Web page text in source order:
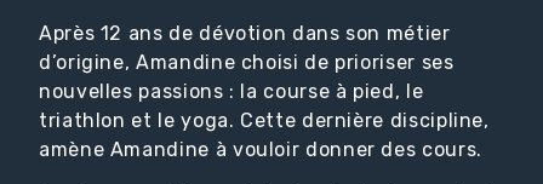
Après 12 ans de dévotion dans son métier
d’origine, Amandine choisi de prioriser ses
nouvelles passions : la course à pied, le
triathlon et le yoga. Cette dernière discipline,
amène Amandine à vouloir donner des cours.